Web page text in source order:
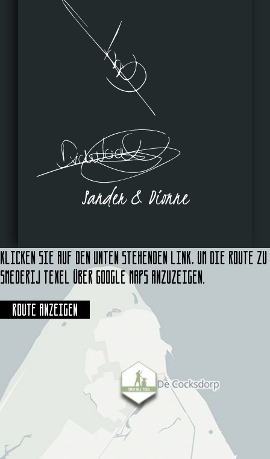
Sander & Dionne
Klicken Sie auf den unten stehenden Link, um die Route zu
Smederij Texel über Google Maps anzuzeigen.
Route anzeigen